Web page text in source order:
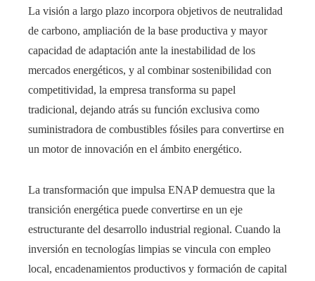
La visión a largo plazo incorpora objetivos de neutralidad
de carbono, ampliación de la base productiva y mayor
capacidad de adaptación ante la inestabilidad de los
mercados energéticos, y al combinar sostenibilidad con
competitividad, la empresa transforma su papel
tradicional, dejando atrás su función exclusiva como
suministradora de combustibles fósiles para convertirse en
un motor de innovación en el ámbito energético.
La transformación que impulsa ENAP demuestra que la
transición energética puede convertirse en un eje
estructurante del desarrollo industrial regional. Cuando la
inversión en tecnologías limpias se vincula con empleo
local, encadenamientos productivos y formación de capital